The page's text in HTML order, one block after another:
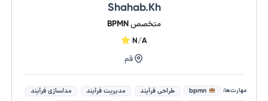
Shahab.Kh
متخصص BPMN
N/A
قم
مهارت‌ها: bpmn طراحی فرآیند مدیریت فرآیند مدلسازی فرآیند